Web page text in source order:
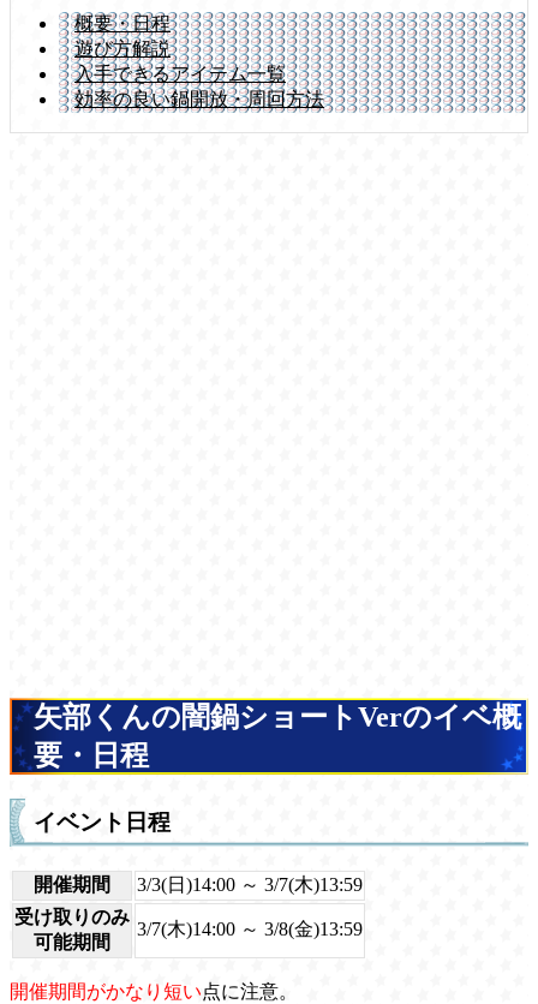
概要・日程
遊び方解説
入手できるアイテム一覧
効率の良い鍋開放・周回方法
矢部くんの闇鍋ショートVerのイベ概
要・日程
イベント日程
開催期間
3/3(日)14:00 ～ 3/7(木)13:59
受け取りのみ
可能期間
3/7(木)14:00 ～ 3/8(金)13:59
開催期間がかなり短い点に注意。